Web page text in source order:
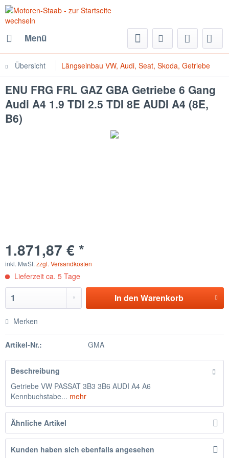
Menü
Übersicht Längseinbau VW, Audi, Seat, Skoda, Getriebe
ENU FRG FRL GAZ GBA Getriebe 6 Gang
Audi A4 1.9 TDI 2.5 TDI 8E AUDI A4 (8E,
B6)
1.871,87 € *
inkl. MwSt. zzgl. Versandkosten
Lieferzeit ca. 5 Tage
In den Warenkorb
Merken
Artikel-Nr.: GMA
Beschreibung
Getriebe VW PASSAT 3B3 3B6 AUDI A4 A6
Kennbuchstabe... mehr
Ähnliche Artikel
Kunden haben sich ebenfalls angesehen